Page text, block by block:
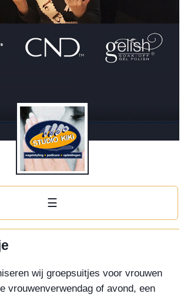
☰
wij groepsuitjes voor vrouwen
vrouwenverwendag of avond, een